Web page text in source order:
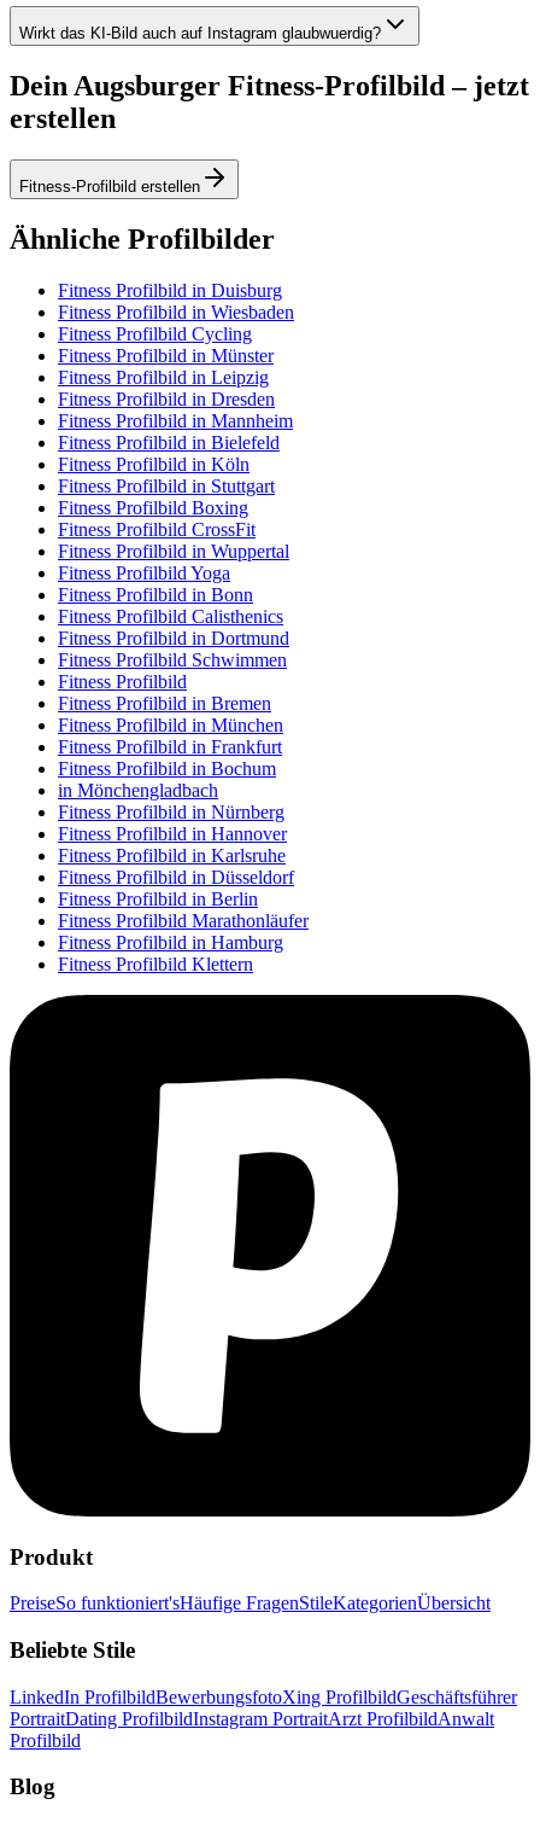
Wirkt das KI-Bild auch auf Instagram glaubwuerdig?
Dein Augsburger Fitness-Profilbild – jetzt
erstellen
Fitness-Profilbild erstellen
Ähnliche Profilbilder
Fitness Profilbild in Duisburg
Fitness Profilbild in Wiesbaden
Fitness Profilbild Cycling
Fitness Profilbild in Münster
Fitness Profilbild in Leipzig
Fitness Profilbild in Dresden
Fitness Profilbild in Mannheim
Fitness Profilbild in Bielefeld
Fitness Profilbild in Köln
Fitness Profilbild in Stuttgart
Fitness Profilbild Boxing
Fitness Profilbild CrossFit
Fitness Profilbild in Wuppertal
Fitness Profilbild Yoga
Fitness Profilbild in Bonn
Fitness Profilbild Calisthenics
Fitness Profilbild in Dortmund
Fitness Profilbild Schwimmen
Fitness Profilbild
Fitness Profilbild in Bremen
Fitness Profilbild in München
Fitness Profilbild in Frankfurt
Fitness Profilbild in Bochum
in Mönchengladbach
Fitness Profilbild in Nürnberg
Fitness Profilbild in Hannover
Fitness Profilbild in Karlsruhe
Fitness Profilbild in Düsseldorf
Fitness Profilbild in Berlin
Fitness Profilbild Marathonläufer
Fitness Profilbild in Hamburg
Fitness Profilbild Klettern
Produkt
PreiseSo funktioniert'sHäufige FragenStileKategorienÜbersicht
Beliebte Stile
LinkedIn ProfilbildBewerbungsfotoXing ProfilbildGeschäftsführer
PortraitDating ProfilbildInstagram PortraitArzt ProfilbildAnwalt
Profilbild
Blog